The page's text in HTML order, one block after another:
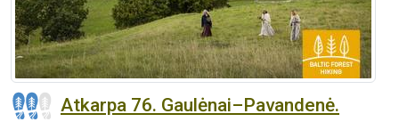
Atkarpa 76. Gaulėnai–Pavandenė.